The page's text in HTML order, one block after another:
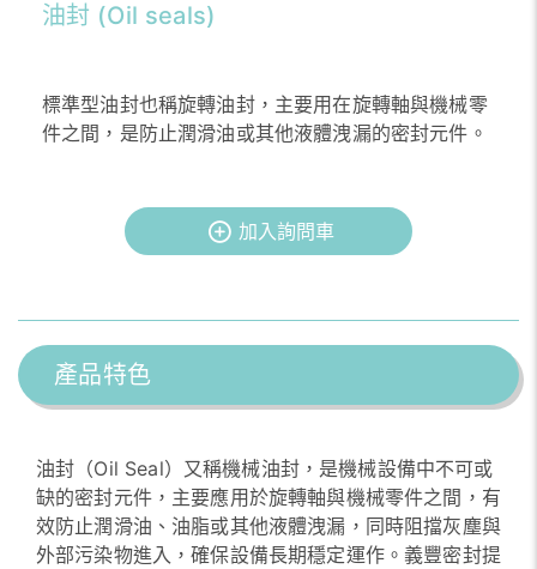
油封 (Oil seals)
標準型油封也稱旋轉油封，主要用在旋轉軸與機械零
件之間，是防止潤滑油或其他液體洩漏的密封元件。
加入詢問車
產品特色
油封（Oil Seal）又稱機械油封，是機械設備中不可或
缺的密封元件，主要應用於旋轉軸與機械零件之間，有
效防止潤滑油、油脂或其他液體洩漏，同時阻擋灰塵與
外部污染物進入，確保設備長期穩定運作。義豐密封提